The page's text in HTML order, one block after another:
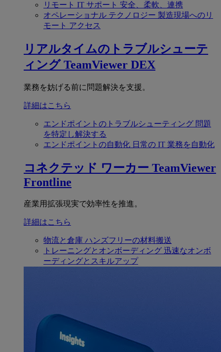
リモート IT サポート 安全、柔軟、連携
オペレーショナル テクノロジー 製造現場へのリ
モート アクセス
リアルタイムのトラブルシューテ
ィング TeamViewer DEX
業務を妨げる前に問題解決を支援。
詳細はこちら
エンドポイントのトラブルシューティング 問題
を特定し解決する
エンドポイントの自動化 日常の IT 業務を自動化
コネクテッド ワーカー TeamViewer
Frontline
産業用拡張現実で効率性を推進。
詳細はこちら
物流と倉庫 ハンズフリーの材料搬送
トレーニングとオンボーディング 迅速なオンボ
ーディングとスキルアップ